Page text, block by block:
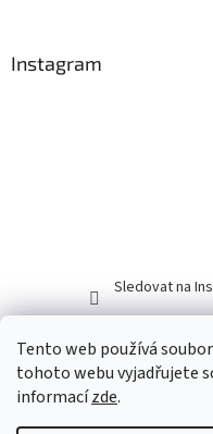
Tento web používá
tohoto webu vyjadřujete
informacízde.
Instagram
Sledovat na